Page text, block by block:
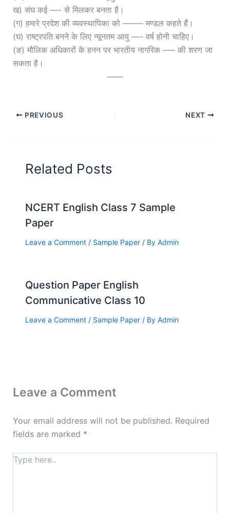
ख) संघ कई —- से मिलकर बनता है।
(ग) हमारे प्रदेश की व्यवस्थापिका को ——– मण्डल कहते हैं।
(घ) राष्ट्रपति बनने के लिए न्यूनतम आयु —- वर्ष होनी चाहिए।
(ङ) मौलिक अधिकारों के हनन पर भारतीय नागरिक —– की शरण जा
सकता है।
——
PREVIOUS NEXT
Related Posts
NCERT English Class 7 Sample
Paper
Leave a Comment / Sample Paper/ By Admin
Question Paper English
Communicative Class 10
Leave a Comment / Sample Paper/ By Admin
Leave a Comment
Your email address will not be published. Required
fields are marked *
Type